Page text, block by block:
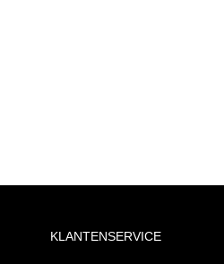
KLANTENSERVICE